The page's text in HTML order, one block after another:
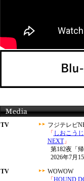
TV
フジテレビ
「 しおこう
NEXT」
第182夜「
2026年7月
TV
WOWOW
「 HOUND